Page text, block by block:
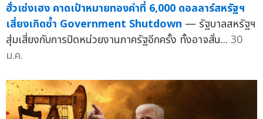
ฮั่วเซ่งเฮง คาดเป้าหมายทองคำที่ 6,000 ดอลลาร์สหรัฐฯ
เสี่ยงเกิดซ้ำ Government Shutdown — รัฐบาลสหรัฐฯ
สุ่มเสี่ยงกับการปิดหน่วยงานภาครัฐอีกครั้ง ทั้งอาจสั่น... 30
ม.ค.